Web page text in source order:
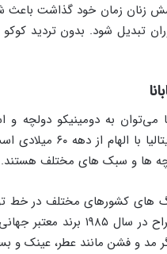
زنان زمان خود گذاشت باعث
این دوران تبدیل شود. بدون
به دومینیکو دولچه و
ایتالیایی
­ها و سبک‌ های مختلف هستند.
های کشورهای مختلف در خط
مد و فشن مانند عطر، عینک و